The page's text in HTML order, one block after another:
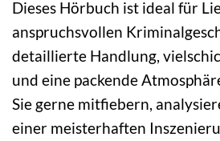
Dieses Hörbuch ist ideal für
anspruchsvollen
detaillierte Handlung,
und eine packende
Sie gerne mitfiebern,
einer meisterhaften